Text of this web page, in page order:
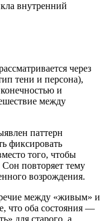
внутренний
через
тени и персона),
и
между
паттерн
фиксировать
того, чтобы
Сон повторяет тему
возрождения.
между «живым» и
что оба состояния —
для старого, а